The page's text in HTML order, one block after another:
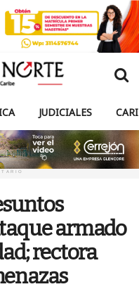
JUDICIALES
armado
rectora